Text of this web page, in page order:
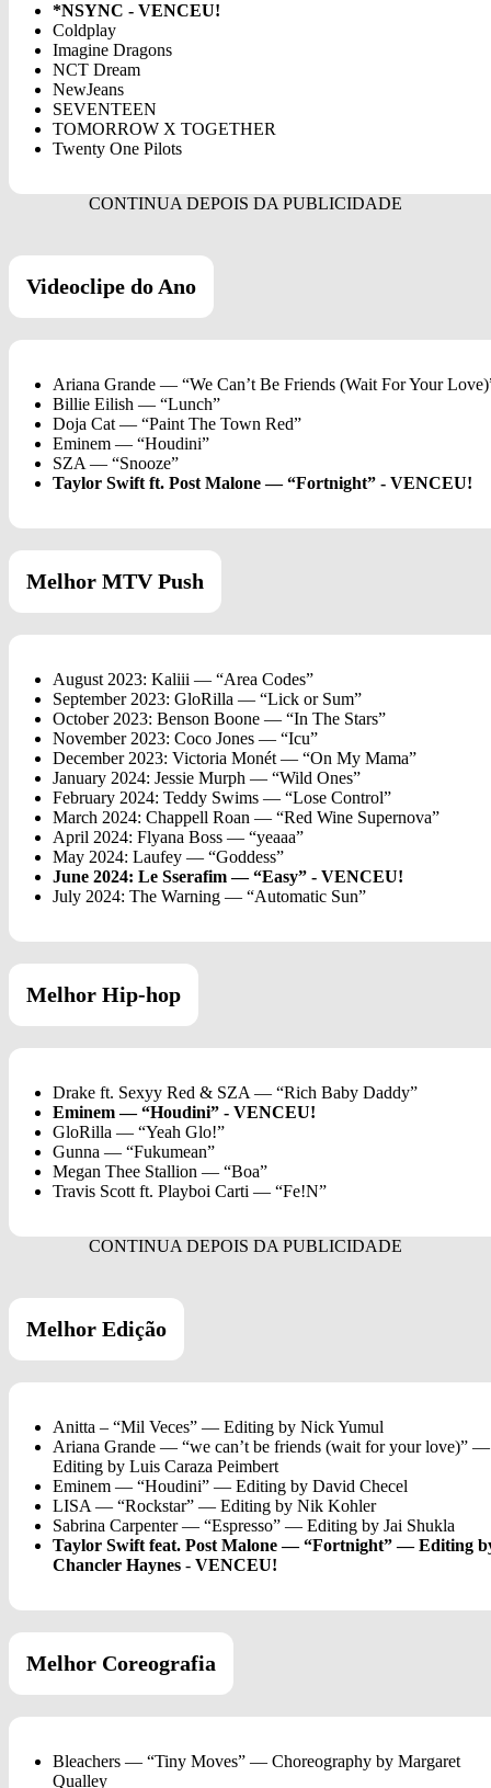
*NSYNC - VENCEU!
Coldplay
Imagine Dragons
NCT Dream
NewJeans
SEVENTEEN
TOMORROW X TOGETHER
Twenty One Pilots
Videoclipe do Ano
Ariana Grande — “We Can’t Be Friends (Wait For Your
Billie Eilish — “Lunch”
Doja Cat — “Paint The Town Red”
Eminem — “Houdini”
SZA — “Snooze”
Taylor Swift ft. Post Malone — “Fortnight” - VENCEU!
Melhor MTV Push
August 2023: Kaliii — “Area Codes”
September 2023: GloRilla — “Lick or Sum”
October 2023: Benson Boone — “In The Stars”
November 2023: Coco Jones — “Icu”
December 2023: Victoria Monét — “On My Mama”
January 2024: Jessie Murph — “Wild Ones”
February 2024: Teddy Swims — “Lose Control”
March 2024: Chappell Roan — “Red Wine Supernova”
April 2024: Flyana Boss — “yeaaa”
May 2024: Laufey — “Goddess”
June 2024: Le Sserafim — “Easy” - VENCEU!
July 2024: The Warning — “Automatic Sun”
Melhor Hip-hop
Drake ft. Sexyy Red & SZA — “Rich Baby Daddy”
Eminem — “Houdini” - VENCEU!
GloRilla — “Yeah Glo!”
Gunna — “Fukumean”
Megan Thee Stallion — “Boa”
Travis Scott ft. Playboi Carti — “Fe!N”
Melhor Edição
Anitta – “Mil Veces” — Editing by Nick Yumul
Ariana Grande — “we can’t be friends (wait for your love)” —
Editing by Luis Caraza Peimbert
Eminem — “Houdini” — Editing by David Checel
LISA — “Rockstar” — Editing by Nik Kohler
Sabrina Carpenter — “Espresso” — Editing by Jai Shukla
Taylor Swift feat. Post Malone — “Fortnight” — Editing
Chancler Haynes - VENCEU!
Melhor Coreografia
Bleachers — “Tiny Moves” — Choreography by Margaret
Qualley